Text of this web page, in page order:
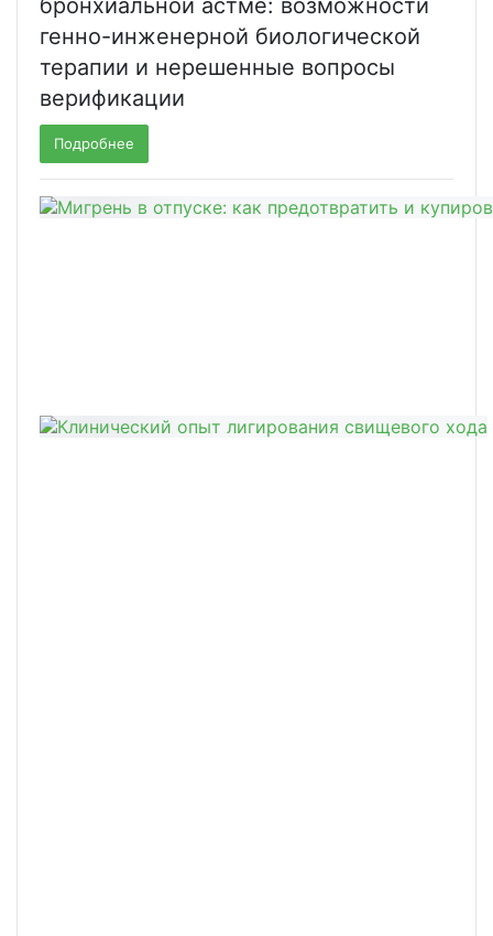
генно-инженерной биологической
терапии и нерешенные вопросы
верификации
Подробнее